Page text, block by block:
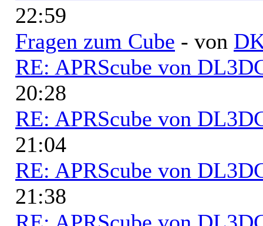
22:59
Fragen zum Cube - von
RE: APRScube von
20:28
RE: APRScube von
21:04
RE: APRScube von
21:38